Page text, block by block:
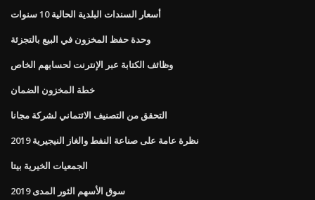
أسعار السندات البلدية الحالية 10 سنوات
وحدة حفظ المخزون في البيع بالتجزئة
وظائف الكتابة عبر الإنترنت لحسابهم الخاص
خطة المخزون الضمان
التحقق من التصنيف الائتماني لشركة مجانا
نظرة عامة على صناعة النفط والغاز النيجيرية 2019
الجمعيات الخيرية بيتا
سوق الأسهم الثور المدى 2019